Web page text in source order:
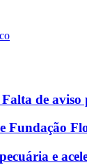
de
Fundação
e